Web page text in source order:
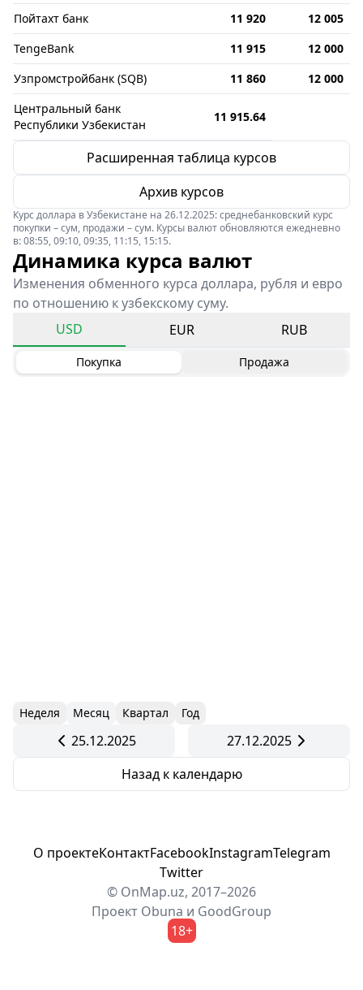
Пойтахт банк
11 920
12 005
TengeBank
11 915
12 000
Узпромстройбанк (SQB)
11 860
12 000
Центральный банк
Республики Узбекистан
11 915.64
Расширенная таблица курсов
Архив курсов
Курс доллара в Узбекистане на 26.12.2025: среднебанковский курс
покупки – сум, продажи – сум. Курсы валют обновляются ежедневно
в: 08:55, 09:10, 09:35, 11:15, 15:15.
Динамика курса валют
Изменения обменного курса доллара, рубля и евро
по отношению к узбекскому суму.
USD
EUR RUB
Покупка Продажа
Неделя Месяц Квартал Год
25.12.2025
27.12.2025
Назад к календарю
О проектеКонтактFacebookInstagramTelegram
Twitter
© OnMap.uz, 2017–2026
Проект Obuna и GoodGroup
18+